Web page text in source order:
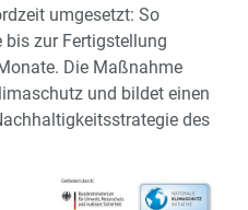
umgesetzt: So
bis zur Fertigstellung
Die Maßnahme
und bildet einen
des